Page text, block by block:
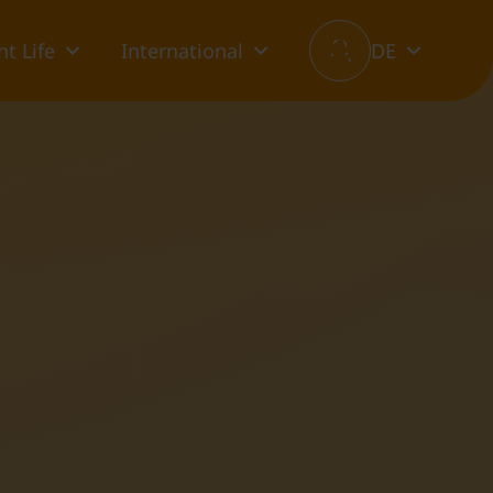
Life International DE